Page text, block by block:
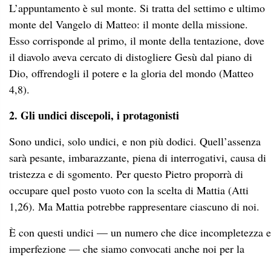
L’appuntamento è sul monte. Si tratta del settimo e ultimo
monte del Vangelo di Matteo: il monte della missione.
Esso corrisponde al primo, il monte della tentazione, dove
il diavolo aveva cercato di distogliere Gesù dal piano di
Dio, offrendogli il potere e la gloria del mondo (Matteo
4,8).
2. Gli undici discepoli, i protagonisti
Sono undici, solo undici, e non più dodici. Quell’assenza
sarà pesante, imbarazzante, piena di interrogativi, causa di
tristezza e di sgomento. Per questo Pietro proporrà di
occupare quel posto vuoto con la scelta di Mattia (Atti
1,26). Ma Mattia potrebbe rappresentare ciascuno di noi.
È con questi undici — un numero che dice incompletezza e
imperfezione — che siamo convocati anche noi per la